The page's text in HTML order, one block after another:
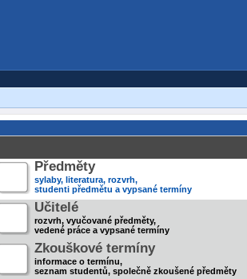
Předměty
sylaby, literatura, rozvrh,
studenti předmětu a vypsané termíny
Učitelé
rozvrh, vyučované předměty,
vedené práce a vypsané termíny
Zkouškové termíny
informace o termínu,
seznam studentů, společně zkoušené předměty